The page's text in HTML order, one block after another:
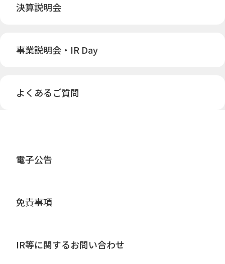
決算説明会
事業説明会・IR Day
よくあるご質問
電子公告
免責事項
IR等に関するお問い合わせ